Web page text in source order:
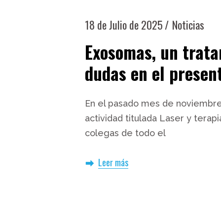
18 de Julio de 2025 Noticias
Exosomas, un
dudas en el
En el pasado mes de
actividad titulada Laser y
colegas de todo el
Leer más